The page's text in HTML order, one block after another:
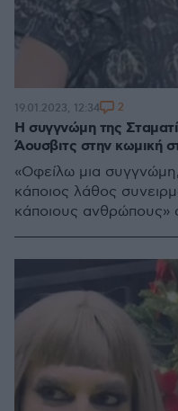
H συγγνώμη της
Άουσβιτς στην κωμική
«Οφείλω μια
κάποιος λάθος
κάποιους ανθρώπους»
19.01.2023, 12:34 2